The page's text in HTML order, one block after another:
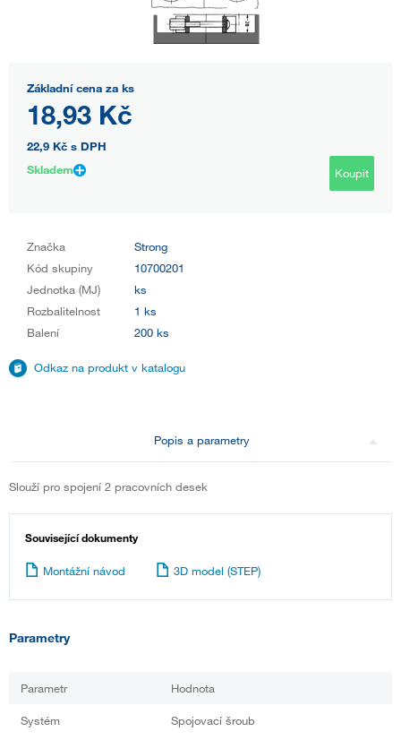
Základní cena za ks
18,93 Kč
22,9 Kč s DPH
Skladem
Koupit
Značka
Strong
Kód skupiny
10700201
Jednotka (MJ)
ks
Rozbalitelnost
1 ks
Balení
200 ks
Odkaz na produkt v katalogu
Popis a parametry
Slouží pro spojení 2 pracovních desek
Související dokumenty
Montážní návod 3D model (STEP)
Parametry
Parametr Hodnota
Systém Spojovací šroub